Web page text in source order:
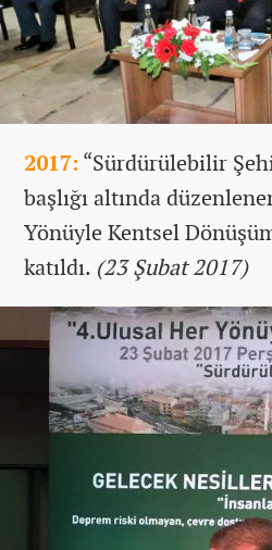
2017: “Sürdürülebilir
başlığı altında
Yönüyle Kentsel
katıldı. (23 Şubat 2017)